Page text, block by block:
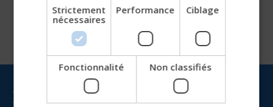
Restez informé(e) avec
Essayez notre nouveau guide
Permobil
CHINESE (SIMPLIFIED)
SPANISH
Strictement
nécessaires
Performance Ciblage
Fonctionnalité Non classifiés